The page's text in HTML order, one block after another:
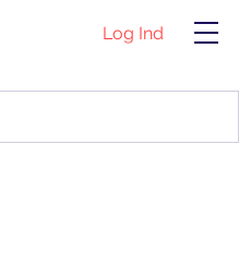
Log Ind